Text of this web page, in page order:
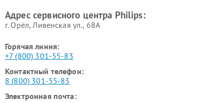
Адрес сервисного центра Philips:
г. Орёл, Ливенская ул., 68А
Горячая линия:
+7 (800) 301-55-83
Контактный телефон:
8 (800) 301-55-83
Электронная почта: